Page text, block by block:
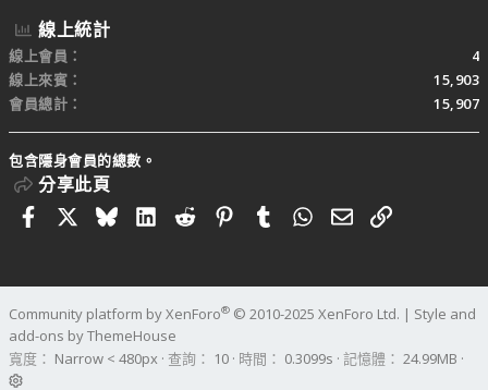
線上統計
線上會員
4
線上來賓
15,903
會員總計
15,907
包含隱身會員的總數。
分享此頁
FacebookBlueskyLinkedIn
RedditPinterestTumblrWhatsApp
電子郵件
連結
Community platform by XenForo® © 2010-2025 XenForo Ltd. | Style and
add-ons by ThemeHouse
寬度
查詢 10 時間 0.3099s 記憶體 24.99MB